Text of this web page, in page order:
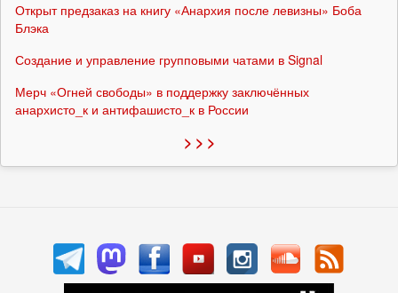
Открыт предзаказ на книгу «Анархия после левизны» Боба
Блэка
Создание и управление групповыми чатами в Signal
Мерч «Огней свободы» в поддержку заключённых
анархисто_к и антифашисто_к в России
> > >